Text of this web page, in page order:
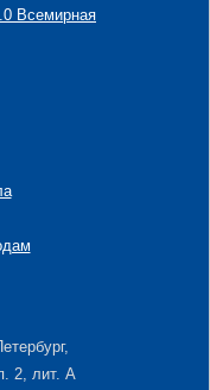
Всемирная
2, лит. А